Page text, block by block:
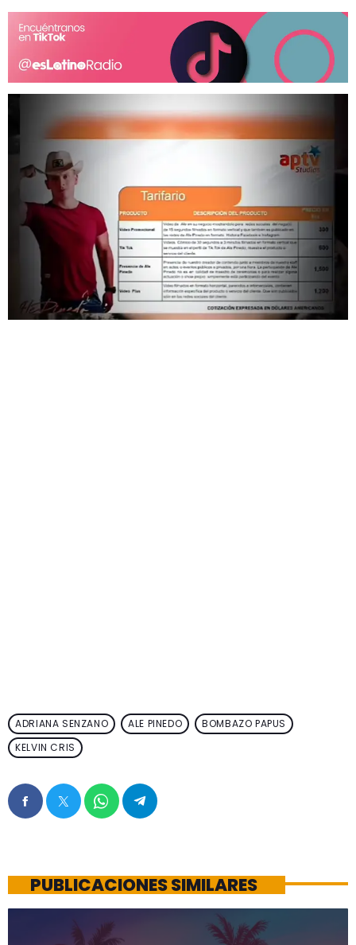
ADRIANA SENZANO ALE PINEDO
BOMBAZO PAPUS
KELVIN CRIS
PUBLICACIONES SIMILARES